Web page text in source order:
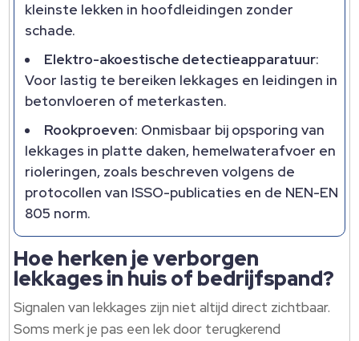
kleinste lekken in hoofdleidingen zonder
schade.​
Elektro-akoestische detectieapparatuur:
Voor lastig te bereiken lekkages en leidingen in
betonvloeren of meterkasten.​
Rookproeven: Onmisbaar bij opsporing van
lekkages in platte daken, hemelwaterafvoer en
rioleringen, zoals beschreven volgens de
protocollen van ISSO-publicaties en de NEN-EN
805 norm.​
Hoe herken je verborgen
lekkages in huis of bedrijfspand?
Signalen van lekkages zijn niet altijd direct zichtbaar.​
Soms merk je pas een lek door terugkerend